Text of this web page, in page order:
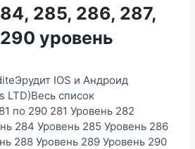
285, 286, 287,
уровень
IOS и Андроид
LTD)Весь список
по 290 281 Уровень 282
284 Уровень 285 Уровень 286
288 Уровень 289 Уровень 290